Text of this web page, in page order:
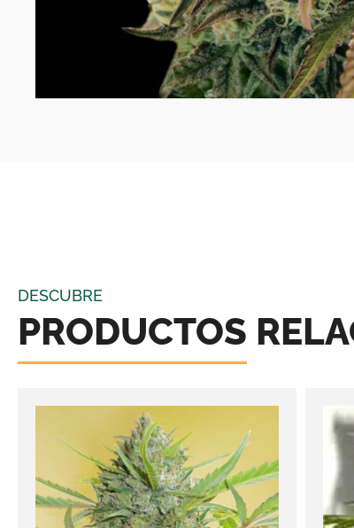
DESCUBRE
PRODUCTOS